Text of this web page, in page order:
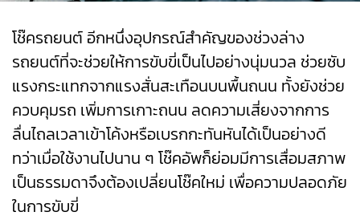
โช๊ครถยนต์ อีกหนึ่งอุปกรณ์สำคัญของช่วงล่าง
รถยนต์ที่จะช่วยให้การขับขี่เป็นไปอย่างนุ่มนวล ช่วยซับ
แรงกระแทกจากแรงสั่นสะเทือนบนพื้นถนน ทั้งยังช่วย
ควบคุมรถ เพิ่มการเกาะถนน ลดความเสี่ยงจากการ
ลื่นไถลเวลาเข้าโค้งหรือเบรกกะทันหันได้เป็นอย่างดี
ทว่าเมื่อใช้งานไปนาน ๆ โช๊คอัพก็ย่อมมีการเสื่อมสภาพ
เป็นธรรมดาจึงต้องเปลี่ยนโช๊คใหม่ เพื่อความปลอดภัย
ในการขับขี่